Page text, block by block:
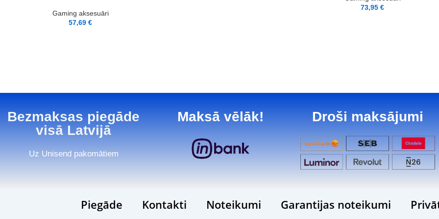
Gaming aksesuāri
57,69 €
73,95 €
Bezmaksas piegāde
visā Latvijā
Uz Unisend pakomātiem
Maksā vēlāk! Droši maksājumi
Piegāde Kontakti Noteikumi Garantijas noteikumi